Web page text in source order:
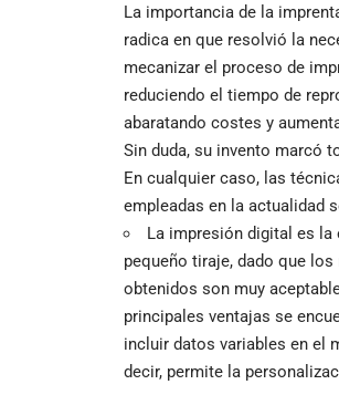
La importancia de la
radica en que resolvió la
mecanizar el proceso de
reduciendo el tiempo de
abaratando costes y
Sin duda, su invento marcó
En cualquier caso, las
empleadas en la actualidad
La impresión digital es la
pequeño tiraje, dado que los
obtenidos son muy
principales ventajas se
incluir datos variables en el
decir, permite la